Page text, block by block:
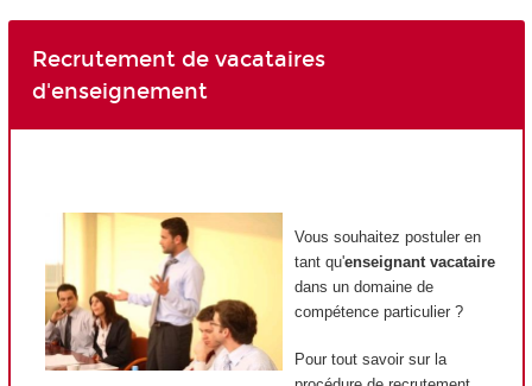
Recrutement de vacataires
d'enseignement
Vous souhaitez postuler en
tant qu'enseignant vacataire
dans un domaine de
compétence particulier ?
Pour tout savoir sur la